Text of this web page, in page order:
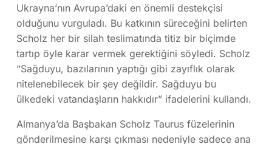
Ukrayna’nın Avrupa’daki en önemli destekçisi
olduğunu vurguladı. Bu katkının süreceğini belirten
Scholz her bir silah teslimatında titiz bir biçimde
tartıp öyle karar vermek gerektiğini söyledi. Scholz
“Sağduyu, bazılarının yaptığı gibi zayıflık olarak
nitelenebilecek bir şey değildir. Sağduyu bu
ülkedeki vatandaşların hakkıdır” ifadelerini kullandı.
Almanya’da Başbakan Scholz Taurus füzelerinin
gönderilmesine karşı çıkması nedeniyle sadece ana